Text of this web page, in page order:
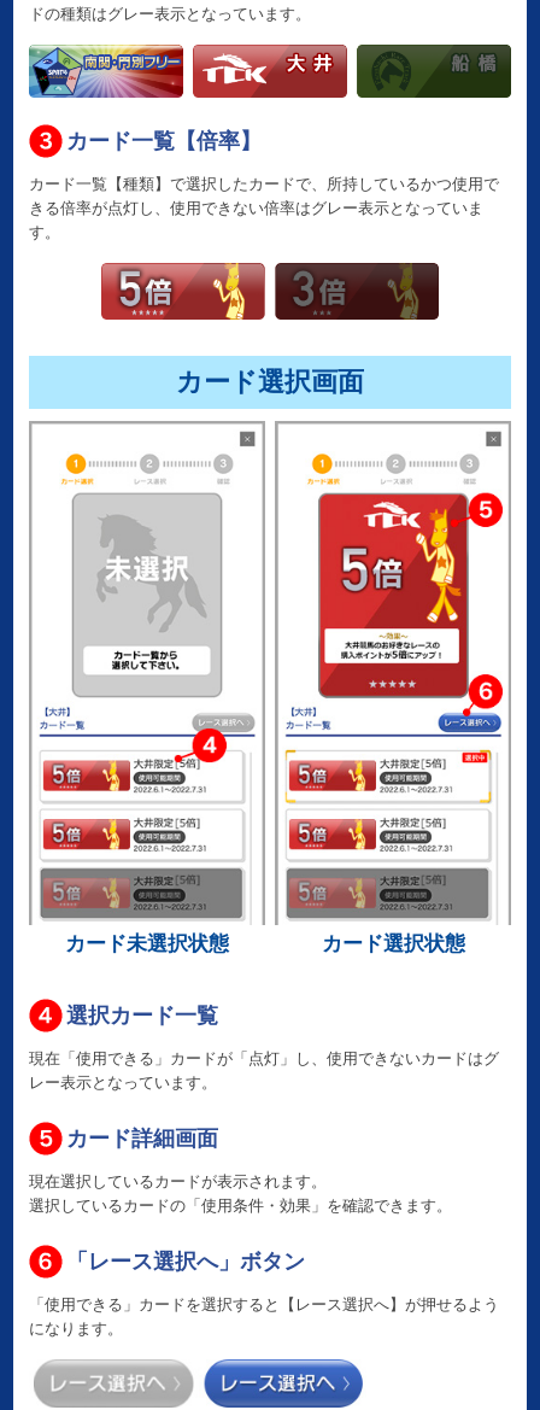
ドの種類はグレー表示となっています。
カード一覧【倍率】
カード一覧【種類】で選択したカードで、所持しているかつ使用で
きる倍率が点灯し、使用できない倍率はグレー表示となっていま
す。
カード選択画面
カード未選択状態 カード選択状態
選択カード一覧
現在「使用できる」カードが「点灯」し、使用できないカードはグ
レー表示となっています。
カード詳細画面
現在選択しているカードが表示されます。
選択しているカードの「使用条件・効果」を確認できます。
「レース選択へ」ボタン
「使用できる」カードを選択すると【レース選択へ】が押せるよう
になります。